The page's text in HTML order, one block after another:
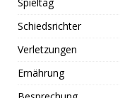
Schiedsrichter
Verletzungen
Ernährung